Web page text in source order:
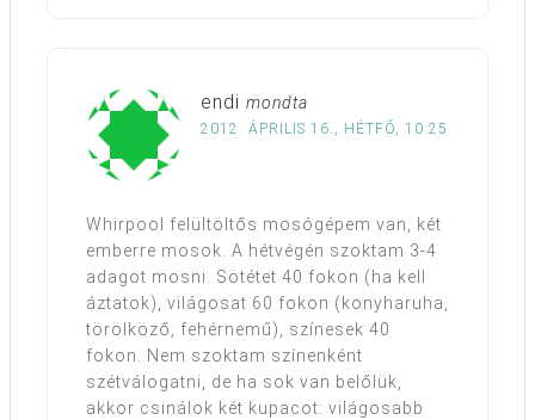
endi mondta
2012. ÁPRILIS 16., HÉTFŐ, 10:25
Whirpool felültöltős mosógépem van, két
emberre mosok. A hétvégén szoktam 3-4
adagot mosni. Sötétet 40 fokon (ha kell
áztatok), világosat 60 fokon (konyharuha,
törölköző, fehérnemű), színesek 40
fokon. Nem szoktam színenként
szétválogatni, de ha sok van belőlük,
akkor csinálok két kupacot: világosabb